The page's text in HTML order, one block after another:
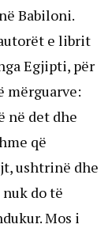
Babiloni.
e librit
Egjipti, për
mërguarve:
në det dhe
që
ushtrinë dhe
do të
Mos i